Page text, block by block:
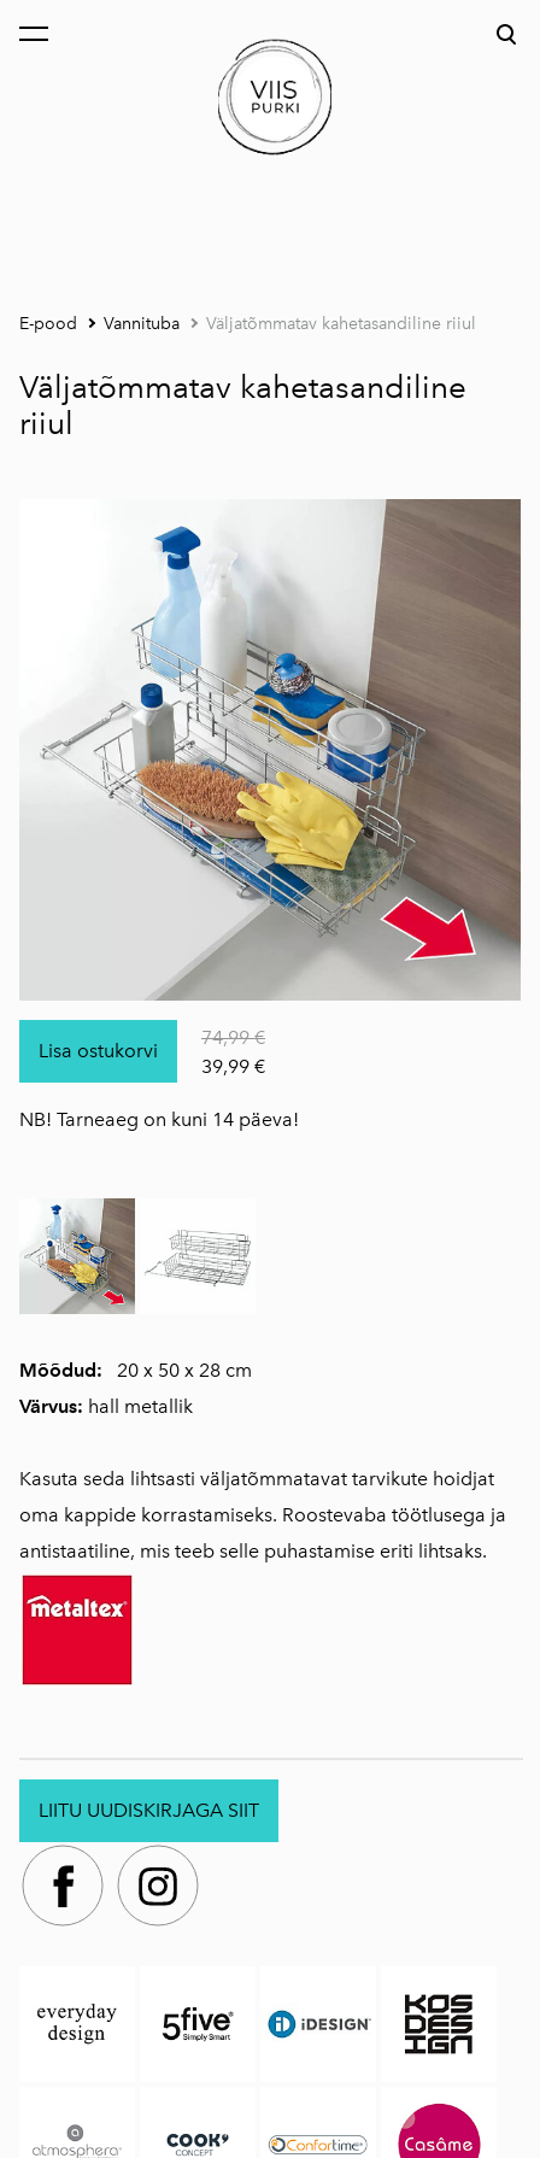
lisati ostukorvi. Vaata ostukorvi
E-pood Vannituba Väljatõmmatav kahetasandiline riiul
Mõõdud:
20 x 50 x 28 cm
Värvus: hall metallik
Kasuta seda lihtsasti väljatõmmatavat tarvikute hoidjat
oma kappide korrastamiseks. Roostevaba töötlusega ja
antistaatiline, mis teeb selle puhastamise eriti lihtsaks.
Väljatõmmatav kahetasandiline
riiul
Lisa ostukorvi
74,99 €
39,99 €
NB! Tarneaeg on kuni 14 päeva!
LIITU UUDISKIRJAGA SIIT